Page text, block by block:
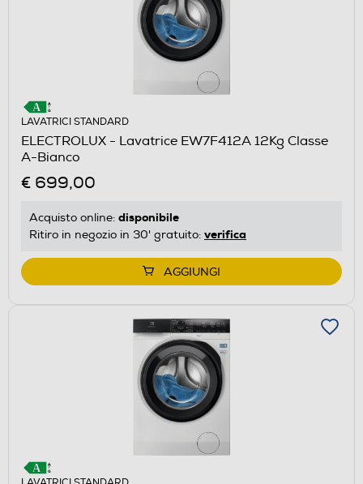
LAVATRICI STANDARD
ELECTROLUX - Lavatrice EW7F412A 12Kg Classe
A-Bianco
€ 699,00
Acquisto online: disponibile
Ritiro in negozio in 30' gratuito: verifica
AGGIUNGI